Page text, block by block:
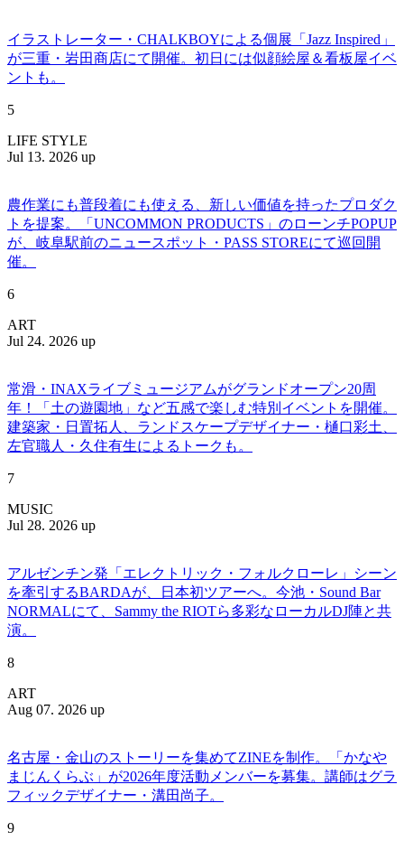
イラストレーター・CHALKBOYによる個展「Jazz Inspired」
が三重・岩田商店にて開催。初日には似顔絵屋＆看板屋イベ
ントも。
5
LIFE STYLE
Jul 13. 2026 up
農作業にも普段着にも使える、新しい価値を持ったプロダク
トを提案。「UNCOMMON PRODUCTS」のローンチPOPUP
が、岐阜駅前のニュースポット・PASS STOREにて巡回開
催。
6
ART
Jul 24. 2026 up
常滑・INAXライブミュージアムがグランドオープン20周
年！「土の遊園地」など五感で楽しむ特別イベントを開催。
建築家・日置拓人、ランドスケープデザイナー・樋口彩土、
左官職人・久住有生によるトークも。
7
MUSIC
Jul 28. 2026 up
アルゼンチン発「エレクトリック・フォルクローレ」シーン
を牽引するBARDAが、日本初ツアーへ。今池・Sound Bar
NORMALにて、Sammy the RIOTら多彩なローカルDJ陣と共
演。
8
ART
Aug 07. 2026 up
名古屋・金山のストーリーを集めてZINEを制作。「かなや
まじんくらぶ」が2026年度活動メンバーを募集。講師はグラ
フィックデザイナー・溝田尚子。
9